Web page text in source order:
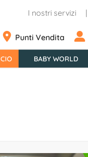
I nostri servizi
Punti Vendita
BABY WORLD